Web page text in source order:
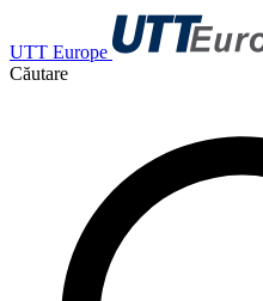
UTT Europe
Căutare